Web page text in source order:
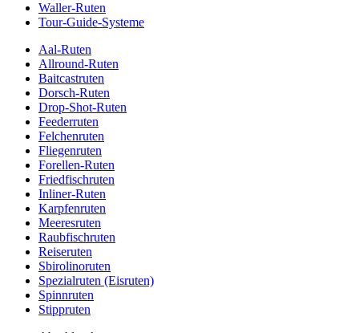
Waller-Ruten
Tour-Guide-Systeme
Aal-Ruten
Allround-Ruten
Baitcastruten
Dorsch-Ruten
Drop-Shot-Ruten
Feederruten
Felchenruten
Fliegenruten
Forellen-Ruten
Friedfischruten
Inliner-Ruten
Karpfenruten
Meeresruten
Raubfischruten
Reiseruten
Sbirolinoruten
Spezialruten (Eisruten)
Spinnruten
Stippruten